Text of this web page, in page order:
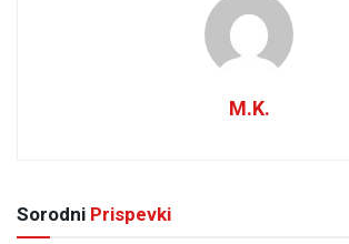
M.K.
Sorodni Prispevki